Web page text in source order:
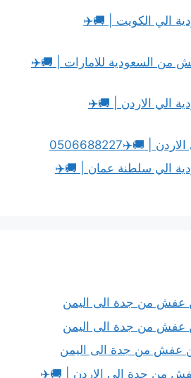
الي الكويت | 🚚✈️
السعودية للامارات | 🚚✈️
الي الاردن | 🚚✈️
🚚✈️0506688227
الي سلطنة عمان | 🚚✈️
من جدة الى اليمن
من جدة الى اليمن
عفش من جدة الى اليمن
من جدة الى الاردن | 🚚✈️